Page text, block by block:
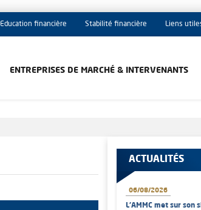
Education financière Stabilité financière Liens
ENTREPRISES DE MARCHÉ & INTERVENANTS
ACTUALITÉS
06/08/2026
L’AMMC met sur